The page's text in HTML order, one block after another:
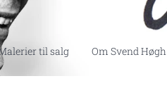
til salg Om Svend Høgh